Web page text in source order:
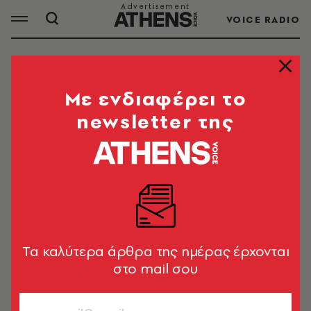
VOICE RADIO
ΟΡΑΣΗ
ΟΛΑ ΤΑ ΑΡΘΡΑ ΤΟΥ TAG
HEALTH & FITNESS
του δίνει ελπίδα για ανθρώπους με
οφθαλμικούς τραυματισμούς
Mε ενδιαφέρει το
newsletter της
Tα καλύτερα άρθρα της ημέρας έρχονται
στο mail σου